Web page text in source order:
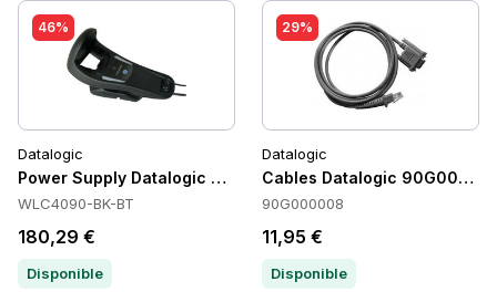
46%
Datalogic
Power Supply Datalogic WLC4090-BK-BT
WLC4090-BK-BT
180,29 €
Disponible
29%
Datalogic
Cables Datalogic
90G000008
11,95 €
Disponible